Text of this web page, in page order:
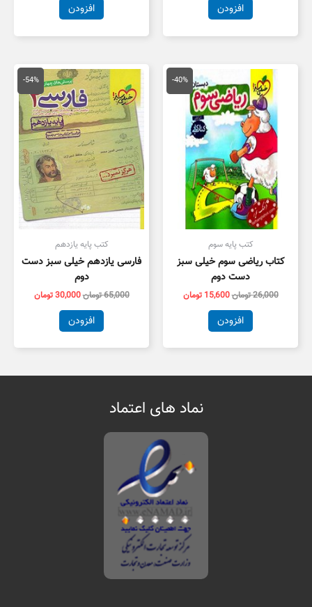
افزودن افزودن
-40%
کتب پایه سوم
کتاب ریاضی سوم خیلی سبز
دست دوم
26,000تومان
اصلی
26,000 تومان
بود.
15,600 تومان
قیمت
فعلی
15,600 تومان
افزودن
-54%
کتب پایه یازدهم
فارسی یازدهم خیلی سبز دست
دوم
65,000تومان
قیمت
اصلی
65,000 تومان
بود.
30,000تومان
قیمت
فعلی
است.
افزودن
نماد های اعتماد